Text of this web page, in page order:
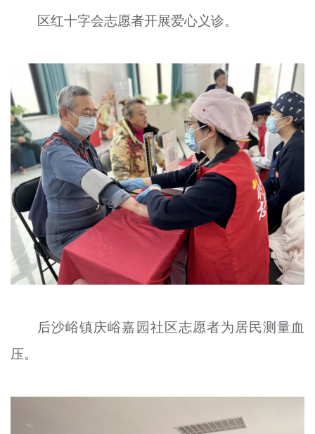
区红十字会志愿者开展爱心义诊。
后沙峪镇庆峪嘉园社区志愿者为居民测量血
压。